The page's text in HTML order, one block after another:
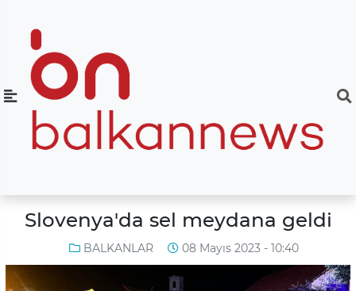
Slovenya'da sel meydana geldi
BALKANLAR 08 Mayıs 2023 - 10:40